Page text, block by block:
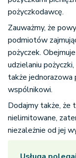
pożyczkodawcę.
Zauważmy, że
podmiotów
pożyczek.
udzielaniu
także jednorazowa
wspólnikowi.
Dodajmy także, że
nielimitowane,
niezależnie od jej